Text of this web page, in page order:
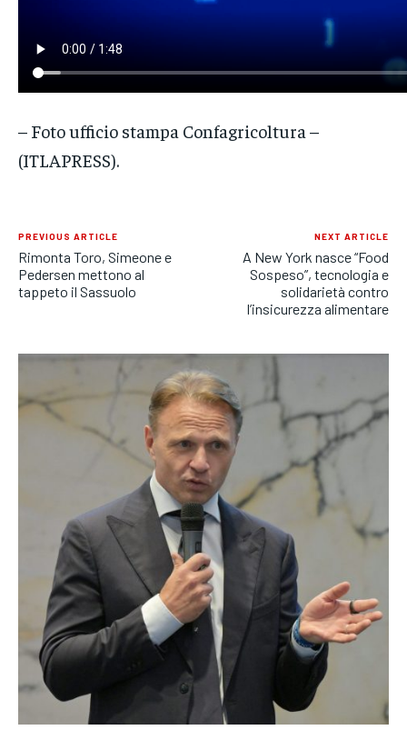
– Foto ufficio stampa Confagricoltura –
(ITLAPRESS).
PREVIOUS ARTICLE
Rimonta Toro, Simeone e
Pedersen mettono al
tappeto il Sassuolo
NEXT ARTICLE
A New York nasce “Food
Sospeso”, tecnologia e
solidarietà contro
l’insicurezza alimentare